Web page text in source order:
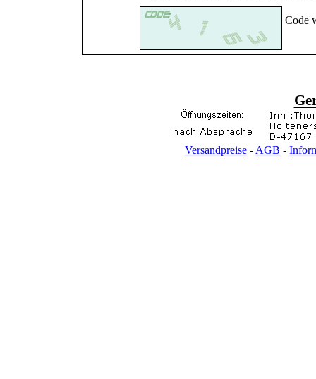
Code
Versandpreise - AGB -